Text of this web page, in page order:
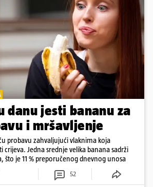
danu jesti bananu za
i mršavljenje
probavu zahvaljujući vlaknima koja
crijeva. Jedna srednje velika banana sadrži
što je 11 % preporučenog dnevnog unosa
52